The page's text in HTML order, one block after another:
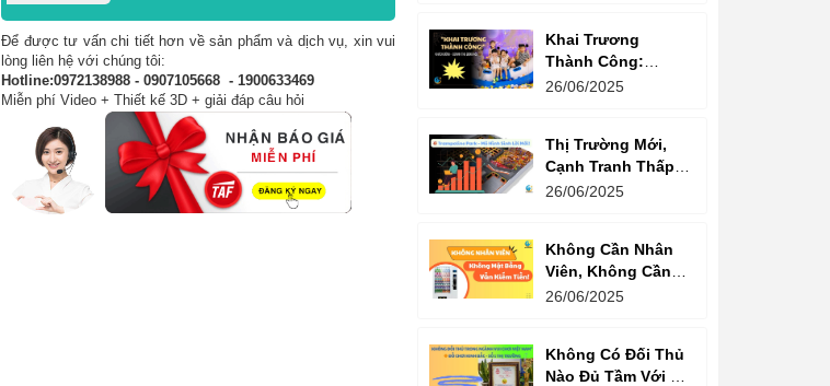
Để được tư vấn chi tiết hơn về sản phẩm và dịch vụ, xin vui
lòng liên hệ với chúng tôi:
Hotline:0972138988 - 0907105668 - 1900633469
Miễn phí Video + Thiết kế 3D + giải đáp câu hỏi
Khai Trương
Thành Công:
Khách Nườm
Quyết Là Gì?
26/06/2025
Thị Trường Mới,
Cạnh Tranh Thấp –
Trampoline Park Là
26/06/2025
Không Cần Nhân
Viên, Không Cần
Cửa Hàng – Chỉ
26/06/2025
Không Có Đối Thủ
Nào Đủ Tầm Với Đồ